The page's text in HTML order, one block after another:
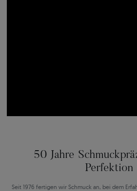
50 Jahre
Perfektion
Seit 1976 fertigen wir Schmuck an, bei dem